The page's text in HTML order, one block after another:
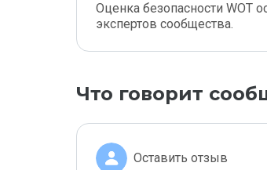
Оценка безопасности WOT
экспертов сообщества.
Что говорит
Оставить отзыв